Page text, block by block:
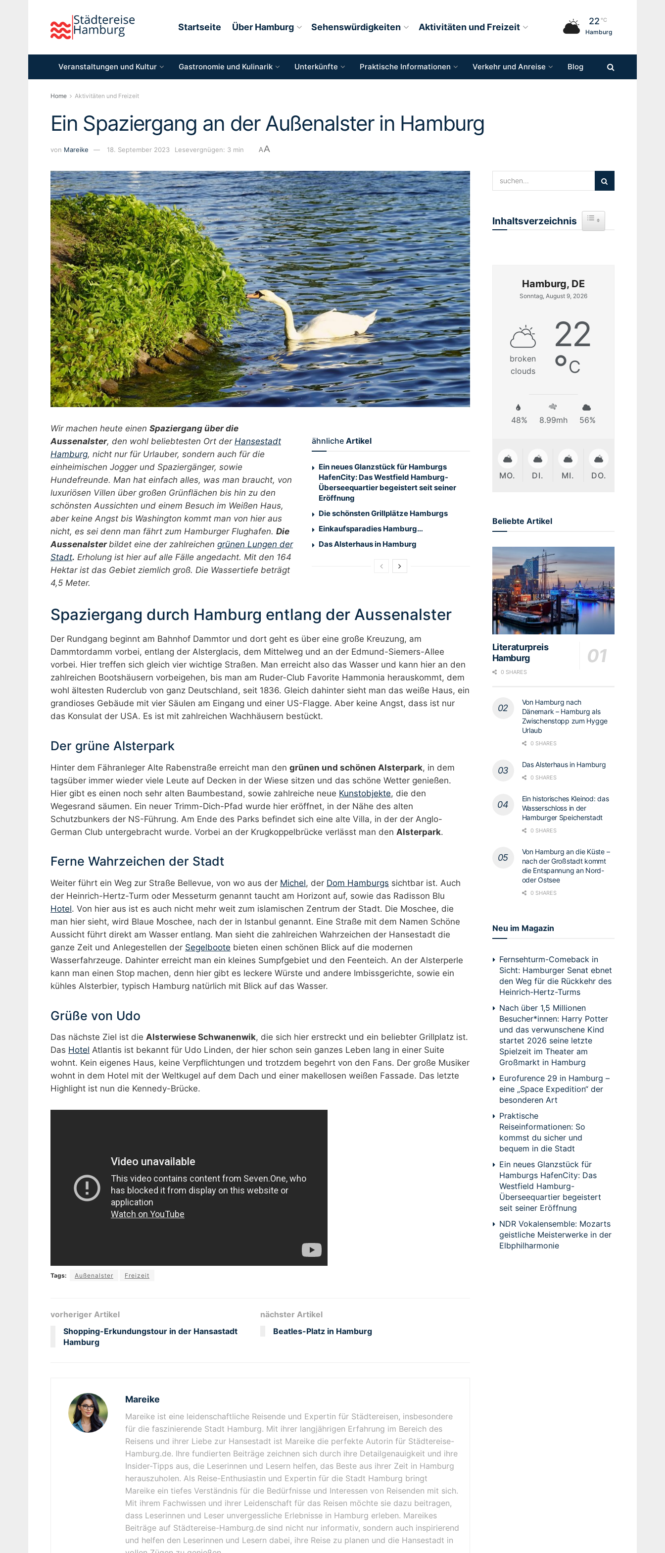
Startseite Über Hamburg Sehenswürdigkeiten Aktivitäten und Freizeit
22 °C
Hamburg
Veranstaltungen und Kultur Gastronomie und Kulinarik Unterkünfte Praktische Informationen Verkehr und Anreise Blog
Home Aktivitäten und Freizeit
Ein Spaziergang an der Außenalster in Hamburg
von Mareike 18. September 2023 Lesevergnügen: 3 min AA
ähnliche Artikel
Ein neues Glanzstück für Hamburgs
HafenCity: Das Westfield Hamburg-
Überseequartier begeistert seit seiner
Eröffnung
Die schönsten Grillplätze Hamburgs
Einkaufsparadies Hamburg…
Das Alsterhaus in Hamburg
Wir machen heute einen Spaziergang über die
Aussenalster, den wohl beliebtesten Ort der Hansestadt
Hamburg, nicht nur für Urlauber, sondern auch für die
einheimischen Jogger und Spaziergänger, sowie
Hundefreunde. Man hat einfach alles, was man braucht, von
luxuriösen Villen über großen Grünflächen bis hin zu den
schönsten Aussichten und einem Besuch im Weißen Haus,
aber keine Angst bis Washington kommt man von hier aus
nicht, es sei denn man fährt zum Hamburger Flughafen. Die
Aussenalster bildet eine der zahlreichen grünen Lungen der
Stadt. Erholung ist hier auf alle Fälle angedacht. Mit den 164
Hektar ist das Gebiet ziemlich groß. Die Wassertiefe beträgt
4,5 Meter.
Spaziergang durch Hamburg entlang der Aussenalster
Der Rundgang beginnt am Bahnhof Dammtor und dort geht es über eine große Kreuzung, am
Dammtordamm vorbei, entlang der Alsterglacis, dem Mittelweg und an der Edmund-Siemers-Allee
vorbei. Hier treffen sich gleich vier wichtige Straßen. Man erreicht also das Wasser und kann hier an den
zahlreichen Bootshäusern vorbeigehen, bis man am Ruder-Club Favorite Hammonia herauskommt, dem
wohl ältesten Ruderclub von ganz Deutschland, seit 1836. Gleich dahinter sieht man das weiße Haus, ein
grandioses Gebäude mit vier Säulen am Eingang und einer US-Flagge. Aber keine Angst, dass ist nur
das Konsulat der USA. Es ist mit zahlreichen Wachhäusern bestückt.
Der grüne Alsterpark
Hinter dem Fähranleger Alte Rabenstraße erreicht man den grünen und schönen Alsterpark, in dem
tagsüber immer wieder viele Leute auf Decken in der Wiese sitzen und das schöne Wetter genießen.
Hier gibt es einen noch sehr alten Baumbestand, sowie zahlreiche neue Kunstobjekte, die den
Wegesrand säumen. Ein neuer Trimm-Dich-Pfad wurde hier eröffnet, in der Nähe des alten
Schutzbunkers der NS-Führung. Am Ende des Parks befindet sich eine alte Villa, in der der Anglo-
German Club untergebracht wurde. Vorbei an der Krugkoppelbrücke verlässt man den Alsterpark.
Ferne Wahrzeichen der Stadt
Weiter führt ein Weg zur Straße Bellevue, von wo aus der Michel, der Dom Hamburgs sichtbar ist. Auch
der Heinrich-Hertz-Turm oder Messeturm genannt taucht am Horizont auf, sowie das Radisson Blu
Hotel. Von hier aus ist es auch nicht mehr weit zum islamischen Zentrum der Stadt. Die Moschee, die
man hier sieht, wird Blaue Moschee, nach der in Istanbul genannt. Eine Straße mit dem Namen Schöne
Aussicht führt direkt am Wasser entlang. Man sieht die zahlreichen Wahrzeichen der Hansestadt die
ganze Zeit und Anlegestellen der Segelboote bieten einen schönen Blick auf die modernen
Wasserfahrzeuge. Dahinter erreicht man ein kleines Sumpfgebiet und den Feenteich. An der Alsterperle
kann man einen Stop machen, denn hier gibt es leckere Würste und andere Imbissgerichte, sowie ein
kühles Alsterbier, typisch Hamburg natürlich mit Blick auf das Wasser.
Grüße von Udo
Das nächste Ziel ist die Alsterwiese Schwanenwik, die sich hier erstreckt und ein beliebter Grillplatz ist.
Das Hotel Atlantis ist bekannt für Udo Linden, der hier schon sein ganzes Leben lang in einer Suite
wohnt. Kein eigenes Haus, keine Verpflichtungen und trotzdem begehrt von den Fans. Der große Musiker
wohnt in dem Hotel mit der Weltkugel auf dem Dach und einer makellosen weißen Fassade. Das letzte
Highlight ist nun die Kennedy-Brücke.
Tags: Außenalster Freizeit
vorheriger Artikel
Shopping-Erkundungstour in der Hansastadt
Hamburg
nächster Artikel
Beatles-Platz in Hamburg
Mareike
Mareike ist eine leidenschaftliche Reisende und Expertin für Städtereisen, insbesondere
für die faszinierende Stadt Hamburg. Mit ihrer langjährigen Erfahrung im Bereich des
Reisens und ihrer Liebe zur Hansestadt ist Mareike die perfekte Autorin für Städtereise-
Hamburg.de. Ihre fundierten Beiträge zeichnen sich durch ihre Detailgenauigkeit und ihre
Insider-Tipps aus, die Leserinnen und Lesern helfen, das Beste aus ihrer Zeit in Hamburg
herauszuholen. Als Reise-Enthusiastin und Expertin für die Stadt Hamburg bringt
Mareike ein tiefes Verständnis für die Bedürfnisse und Interessen von Reisenden mit sich.
Mit ihrem Fachwissen und ihrer Leidenschaft für das Reisen möchte sie dazu beitragen,
dass Leserinnen und Leser unvergessliche Erlebnisse in Hamburg erleben. Mareikes
Beiträge auf Städtereise-Hamburg.de sind nicht nur informativ, sondern auch inspirierend
und helfen den Leserinnen und Lesern dabei, ihre Reise zu planen und die Hansestadt in
Inhaltsverzeichnis Toggle Table of Content
Hamburg, DE
Sonntag, August 9, 2026
broken
clouds
22
°C
48% 8.99mh 56%
MO. DI. MI. DO.
Beliebte Artikel
Literaturpreis
Hamburg
0 SHARES
Von Hamburg nach
Dänemark – Hamburg als
Zwischenstopp zum Hygge
Urlaub
0 SHARES
Das Alsterhaus in Hamburg
0 SHARES
Ein historisches Kleinod: das
Wasserschloss in der
Hamburger Speicherstadt
0 SHARES
Von Hamburg an die Küste –
nach der Großstadt kommt
die Entspannung an Nord-
oder Ostsee
0 SHARES
Neu im Magazin
Fernsehturm-Comeback in
Sicht: Hamburger Senat ebnet
den Weg für die Rückkehr des
Heinrich-Hertz-Turms
Nach über 1,5 Millionen
Besucher*innen: Harry Potter
und das verwunschene Kind
startet 2026 seine letzte
Spielzeit im Theater am
Großmarkt in Hamburg
Eurofurence 29 in Hamburg –
eine „Space Expedition“ der
besonderen Art
Praktische
Reiseinformationen: So
kommst du sicher und
bequem in die Stadt
Ein neues Glanzstück für
Hamburgs HafenCity: Das
Westfield Hamburg-
Überseequartier begeistert
seit seiner Eröffnung
NDR Vokalensemble: Mozarts
geistliche Meisterwerke in der
Elbphilharmonie